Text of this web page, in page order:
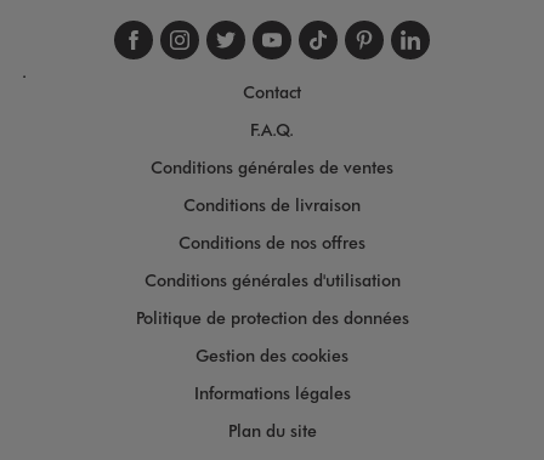
Suivez-nous sur
Suivez-nous sur
Suivez-nous sur
Suivez-nous
Suivez-nous
Suivez-
.
Contact
F.A.Q.
Conditions générales de ventes
Conditions de livraison
Conditions de nos offres
Conditions générales d'utilisation
Politique de protection des données
Gestion des cookies
Informations légales
Plan du site